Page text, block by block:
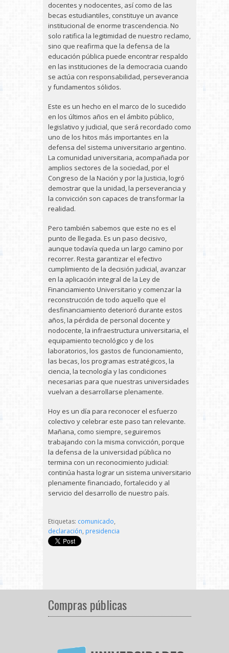
docentes y nodocentes, así como de las
becas estudiantiles, constituye un avance
institucional de enorme trascendencia. No
solo ratifica la legitimidad de nuestro reclamo,
sino que reafirma que la defensa de la
educación pública puede encontrar respaldo
en las instituciones de la democracia cuando
se actúa con responsabilidad, perseverancia
y fundamentos sólidos.
Este es un hecho en el marco de lo sucedido
en los últimos años en el ámbito público,
legislativo y judicial, que será recordado como
uno de los hitos más importantes en la
defensa del sistema universitario argentino.
La comunidad universitaria, acompañada por
amplios sectores de la sociedad, por el
Congreso de la Nación y por la Justicia, logró
demostrar que la unidad, la perseverancia y
la convicción son capaces de transformar la
realidad.
Pero también sabemos que este no es el
punto de llegada. Es un paso decisivo,
aunque todavía queda un largo camino por
recorrer. Resta garantizar el efectivo
cumplimiento de la decisión judicial, avanzar
en la aplicación integral de la Ley de
Financiamiento Universitario y comenzar la
reconstrucción de todo aquello que el
desfinanciamiento deterioró durante estos
años, la pérdida de personal docente y
nodocente, la infraestructura universitaria, el
equipamiento tecnológico y de los
laboratorios, los gastos de funcionamiento,
las becas, los programas estratégicos, la
ciencia, la tecnología y las condiciones
necesarias para que nuestras universidades
vuelvan a desarrollarse plenamente.
Hoy es un día para reconocer el esfuerzo
colectivo y celebrar este paso tan relevante.
Mañana, como siempre, seguiremos
trabajando con la misma convicción, porque
la defensa de la universidad pública no
termina con un reconocimiento judicial:
continúa hasta lograr un sistema universitario
plenamente financiado, fortalecido y al
servicio del desarrollo de nuestro país.
Etiquetas: comunicado,
declaración, presidencia
Compras públicas